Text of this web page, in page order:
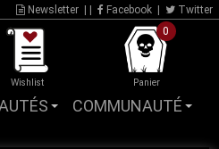
Newsletter Facebook Twitter
Wishlist
0
Panier
COMMUNAUTÉ